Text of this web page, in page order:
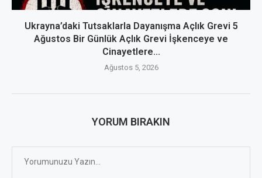
Ukrayna’daki Tutsaklarla Dayanışma Açlık Grevi 5
Ağustos Bir Günlük Açlık Grevi İşkenceye ve
Cinayetlere...
Ağustos 5, 2026
YORUM BIRAKIN